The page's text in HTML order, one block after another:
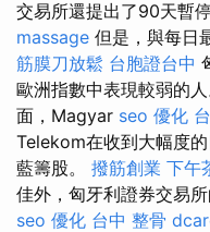
交易所還提出了90天暫
massage 但是，與每日
筋膜刀放鬆 台胞證台中
歐洲指數中表現較弱的人
面，Magyar seo 優化
Telekom在收到大幅度
藍籌股。 撥筋創業 下午
佳外，匈牙利證券交易
seo 優化 台中 整骨